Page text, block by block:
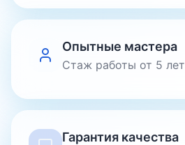
Опытные мастера
Стаж работы от 5 лет
Гарантия качества